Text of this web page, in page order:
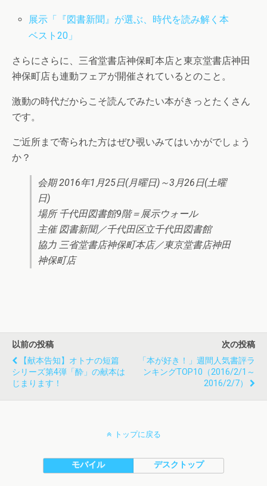
展示「『図書新聞』が選ぶ、時代を読み解く本
ベスト20」
さらにさらに、三省堂書店神保町本店と東京堂書店神田
神保町店も連動フェアが開催されているとのこと。
激動の時代だからこそ読んでみたい本がきっとたくさん
です。
ご近所まで寄られた方はぜひ覗いみてはいかがでしょう
か？
会期 2016年1月25日(月曜日)～3月26日(土曜
日)
場所 千代田図書館9階＝展示ウォール
主催 図書新聞／千代田区立千代田図書館
協力 三省堂書店神保町本店／東京堂書店神田
神保町店
以前の投稿
【献本告知】オトナの短篇
シリーズ第4弾「酔」の献本は
じまります！
次の投稿
「本が好き！」週間人気書評ラ
ンキングTOP10（2016/2/1～
2016/2/7）
トップに戻る
モバイル デスクトップ